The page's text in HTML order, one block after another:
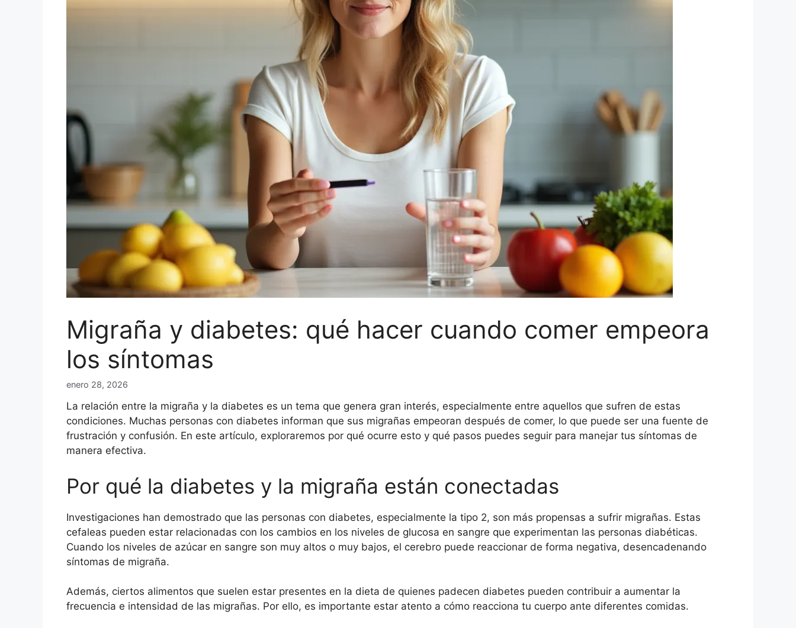
Migraña y diabetes: qué hacer cuando comer empeora
los síntomas
enero 28, 2026
La relación entre la migraña y la diabetes es un tema que genera gran interés, especialmente entre aquellos que sufren de estas
condiciones. Muchas personas con diabetes informan que sus migrañas empeoran después de comer, lo que puede ser una fuente de
frustración y confusión. En este artículo, exploraremos por qué ocurre esto y qué pasos puedes seguir para manejar tus síntomas de
manera efectiva.
Por qué la diabetes y la migraña están conectadas
Investigaciones han demostrado que las personas con diabetes, especialmente la tipo 2, son más propensas a sufrir migrañas. Estas
cefaleas pueden estar relacionadas con los cambios en los niveles de glucosa en sangre que experimentan las personas diabéticas.
Cuando los niveles de azúcar en sangre son muy altos o muy bajos, el cerebro puede reaccionar de forma negativa, desencadenando
síntomas de migraña.
Además, ciertos alimentos que suelen estar presentes en la dieta de quienes padecen diabetes pueden contribuir a aumentar la
frecuencia e intensidad de las migrañas. Por ello, es importante estar atento a cómo reacciona tu cuerpo ante diferentes comidas.